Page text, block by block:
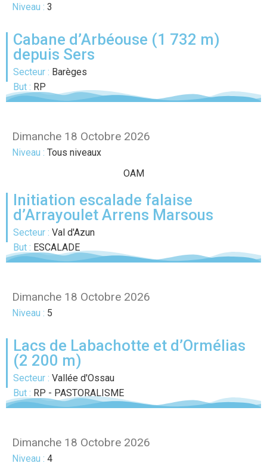
Niveau : 3
Cabane d’Arbéouse (1 732 m)
depuis Sers
Secteur : Barèges
But : RP
Dimanche 18 Octobre 2026
Niveau : Tous niveaux
OAM
Initiation escalade falaise
d’Arrayoulet Arrens Marsous
Secteur : Val d'Azun
But : ESCALADE
Dimanche 18 Octobre 2026
Niveau : 5
Lacs de Labachotte et d’Ormélias
(2 200 m)
Secteur : Vallée d'Ossau
But : RP - PASTORALISME
Dimanche 18 Octobre 2026
Niveau : 4